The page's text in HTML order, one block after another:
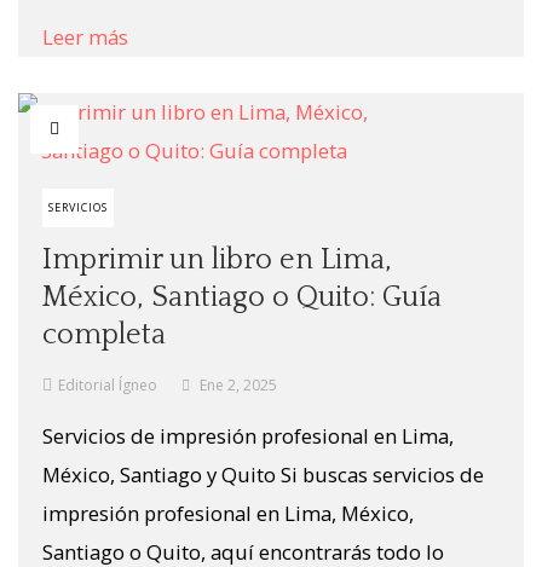
Leer más
SERVICIOS
Imprimir un libro en Lima,
México, Santiago o Quito: Guía
completa
Editorial Ígneo Ene 2, 2025
Servicios de impresión profesional en Lima,
México, Santiago y Quito Si buscas servicios de
impresión profesional en Lima, México,
Santiago o Quito, aquí encontrarás todo lo